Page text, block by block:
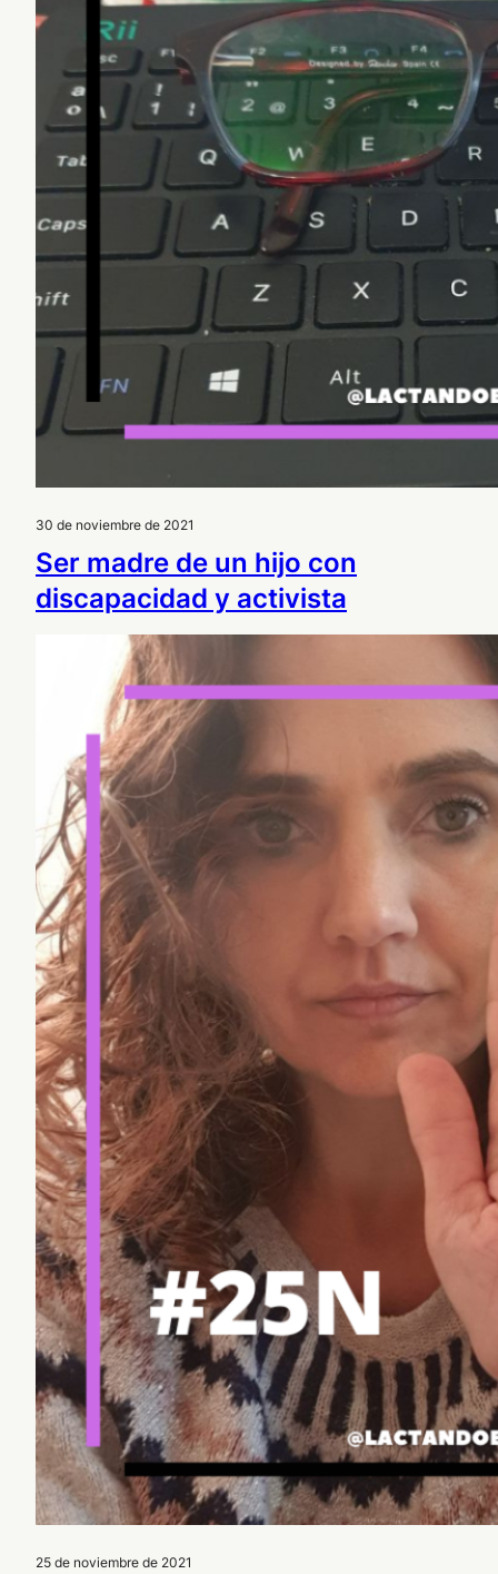
30 de noviembre de 2021
Ser madre de un hijo con
discapacidad y activista
25 de noviembre de 2021